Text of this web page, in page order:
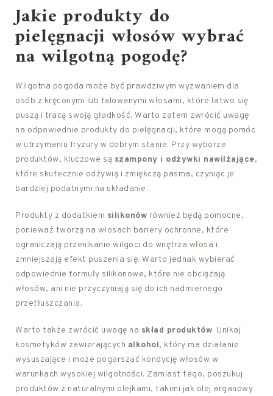
Jakie produkty do
pielęgnacji włosówwybrać
na wilgotną pogodę?
Wilgotna pogoda może być prawdziwym wyzwaniem dla
osób z kręconymi lub falowanymi włosami, które łatwo się
puszą i tracą swoją gładkość. Warto zatem zwrócić uwagę
na odpowiednie produkty do pielęgnacji, które mogą pomóc
w utrzymaniu fryzury w dobrym stanie. Przy wyborze
produktów, kluczowe są szampony i odżywki nawilżające,
które skutecznie odżywią i zmiękczą pasma, czyniąc je
bardziej podatnymi na układanie.
Produkty z dodatkiem silikonów również będą pomocne,
ponieważ tworzą na włosach bariery ochronne, które
ograniczają przenikanie wilgoci do wnętrza włosa i
zmniejszają efekt puszenia się. Warto jednak wybierać
odpowiednie formuły silikonowe, które nie obciążają
włosów, ani nie przyczyniają się do ich nadmiernego
przetłuszczania.
Warto także zwrócić uwagę na skład produktów. Unikaj
kosmetyków zawierających alkohol, który ma działanie
wysuszające i może pogarszać kondycję włosów w
warunkach wysokiej wilgotności. Zamiast tego, poszukuj
produktów z naturalnymi olejkami, takimi jak olej arganowy